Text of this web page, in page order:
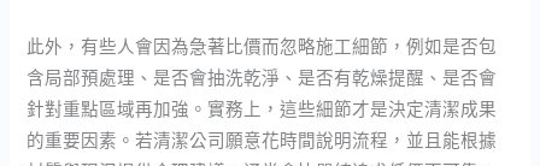
此外，有些人會因為急著比價而忽略施工細節，例如是否包
含局部預處理、是否會抽洗乾淨、是否有乾燥提醒、是否會
針對重點區域再加強。實務上，這些細節才是決定清潔成果
的重要因素。若清潔公司願意花時間說明流程，並且能根據